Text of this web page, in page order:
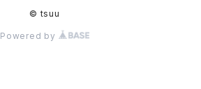
© tsuu
Powered by